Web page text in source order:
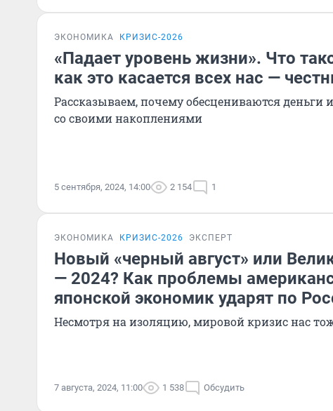
ЭКОНОМИКА КРИЗИС-2026
«Падает уровень жизни». Что
как это касается всех нас —
Рассказываем, почему обесцениваются деньги
со своими накоплениями
5 сентября, 2024, 14:00 2 154 1
ЭКОНОМИКА КРИЗИС-2026 ЭКСПЕРТ
Новый «черный август» или
— 2024? Как проблемы
японской экономик ударят по
Несмотря на изоляцию, мировой кризис нас
7 августа, 2024, 11:00 1 538 Обсудить